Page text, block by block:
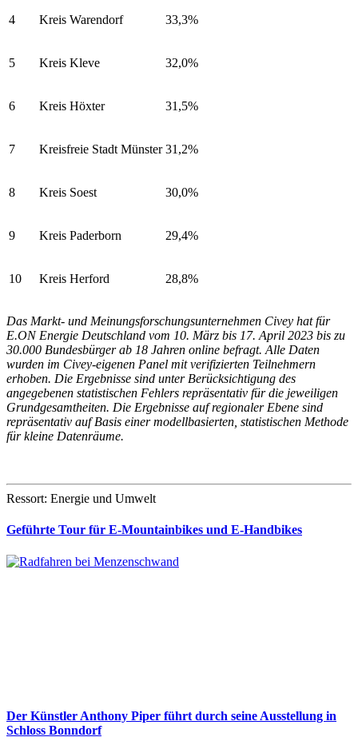
4 Kreis Warendorf 33,3%
5 Kreis Kleve 32,0%
6 Kreis Höxter 31,5%
7 Kreisfreie Stadt Münster 31,2%
8 Kreis Soest 30,0%
9 Kreis Paderborn 29,4%
10 Kreis Herford 28,8%
Das Markt- und Meinungsforschungsunternehmen Civey hat für
E.ON Energie Deutschland vom 10. März bis 17. April 2023 bis zu
30.000 Bundesbürger ab 18 Jahren online befragt. Alle Daten
wurden im Civey-eigenen Panel mit verifizierten Teilnehmern
erhoben. Die Ergebnisse sind unter Berücksichtigung des
angegebenen statistischen Fehlers repräsentativ für die jeweiligen
Grundgesamtheiten. Die Ergebnisse auf regionaler Ebene sind
repräsentativ auf Basis einer modellbasierten, statistischen Methode
für kleine Datenräume.
Ressort: Energie und Umwelt
Geführte Tour für E-Mountainbikes und E-Handbikes
Der Künstler Anthony Piper führt durch seine Ausstellung in
Schloss Bonndorf